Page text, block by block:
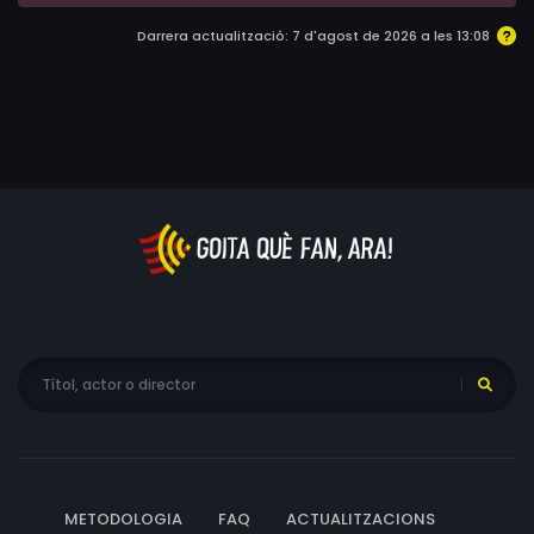
Darrera actualització: 7 d'agost de 2026 a les 13:08
METODOLOGIA FAQ ACTUALITZACIONS